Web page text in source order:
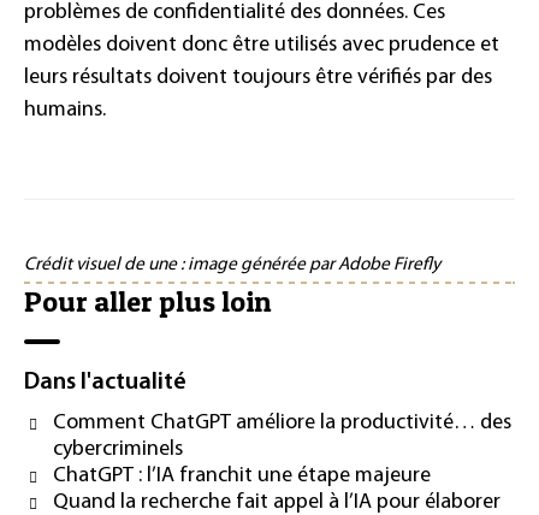
problèmes de confidentialité des données. Ces
modèles doivent donc être utilisés avec prudence et
leurs résultats doivent toujours être vérifiés par des
humains.
Crédit visuel de une : image générée par Adobe Firefly
Pour aller plus loin
Dans l'actualité
Comment ChatGPT améliore la productivité… des
cybercriminels
ChatGPT : l’IA franchit une étape majeure
Quand la recherche fait appel à l’IA pour élaborer